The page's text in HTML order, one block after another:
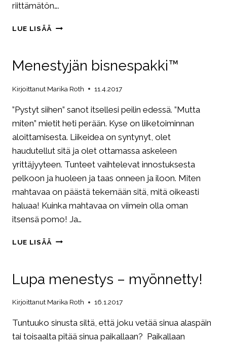
riittämätön….
LUE LISÄÄ SIVUTOIMINEN
OMAA
Menestyjän bisnespakki™
Kirjoittanut Marika Roth 11.4.2017
”Pystyt siihen” sanot itsellesi peilin edessä. ”Mutta
miten” mietit heti perään. Kyse on liiketoiminnan
aloittamisesta. Liikeidea on syntynyt, olet
haudutellut sitä ja olet ottamassa askeleen
yrittäjyyteen. Tunteet vaihtelevat innostuksesta
pelkoon ja huoleen ja taas onneen ja iloon. Miten
mahtavaa on päästä tekemään sitä, mitä oikeasti
haluaa! Kuinka mahtavaa on viimein olla oman
itsensä pomo! Ja…
LUE LISÄÄ MENESTYJÄN
Lupa menestys – myönnetty!
Kirjoittanut Marika Roth 16.1.2017
Tuntuuko sinusta siltä, että joku vetää sinua alaspäin
tai toisaalta pitää sinua paikallaan? Paikallaan